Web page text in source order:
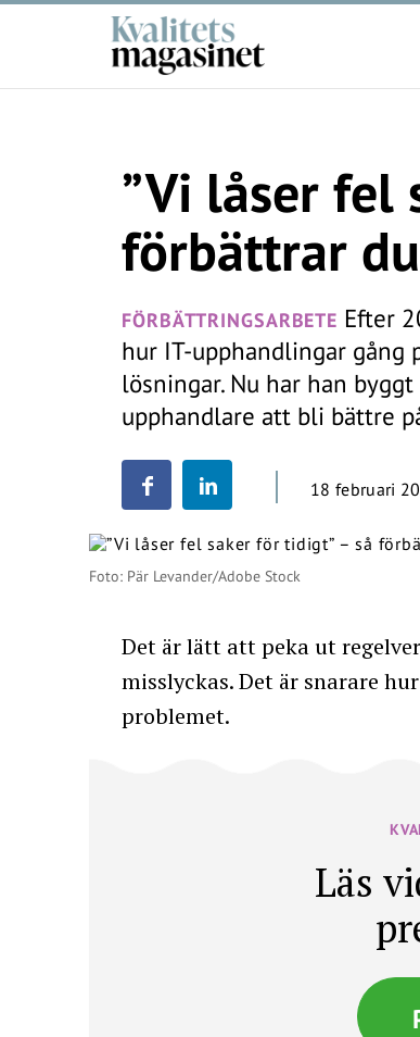
”Vi låser fel
förbättrar
FÖRBÄTTRINGSARBETE Efter
hur IT-upphandlingar gång
lösningar. Nu har han
upphandlare att bli bättre
18 februari
Foto: Pär Levander/Adobe Stock
Det är lätt att peka ut
misslyckas. Det är snarare
problemet.
Läs